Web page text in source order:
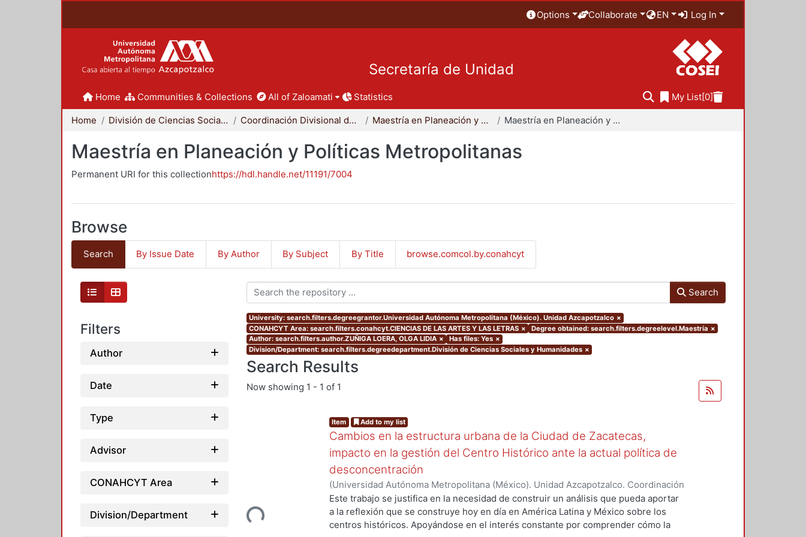
Options Collaborate EN Log In
Secretaría de Unidad
Home Communities & Collections All of Zaloamati Statistics My List[0]
Home División de Ciencias Sociales y Humanidades Coordinación Divisional de Posgrado Maestría en Planeación y Políticas Metropolitanas Maestría en Planeación y Políticas Metropolitanas
Maestría en Planeación y Políticas Metropolitanas
Permanent URI for this collectionhttps://hdl.handle.net/11191/7004
Browse
Search By Issue Date By Author By Subject By Title browse.comcol.by.conahcyt
Filters
Author
Date
Type
Advisor
CONAHCYT Area
Division/Department
Search
University: search.filters.degreegrantor.Universidad Autónoma Metropolitana (México). Unidad Azcapotzalco ×
CONAHCYT Area: search.filters.conahcyt.CIENCIAS DE LAS ARTES Y LAS LETRAS × Degree obtained: search.filters.degreelevel.Maestría ×
Author: search.filters.author.ZUÑIGA LOERA, OLGA LIDIA × Has files: Yes ×
Division/Department: search.filters.degreedepartment.División de Ciencias Sociales y Humanidades ×
Search Results
Now showing 1 - 1 of 1
Loading...
Item Add to my list
Cambios en la estructura urbana de la Ciudad de Zacatecas,
impacto en la gestión del Centro Histórico ante la actual política de
desconcentración
(Universidad Autónoma Metropolitana (México). Unidad Azcapotzalco. Coordinación
de Servicios de Información.,2015-03) ZUÑIGA LOERA, OLGA LIDIA
Este trabajo se justifica en la necesidad de construir un análisis que pueda aportar
a la reflexión que se construye hoy en día en América Latina y México sobre los
centros históricos. Apoyándose en el interés constante por comprender cómo la